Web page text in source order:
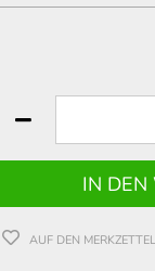
AUF DEN MERKZETTEL